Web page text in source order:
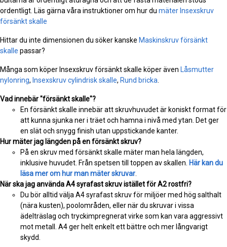
ordentligt. Läs gärna våra instruktioner om hur du mäter Insexskruv
försänkt skalle
Hittar du inte dimensionen du söker kanske Maskinskruv försänkt
skalle passar?
Många som köper Insexskruv försänkt skalle köper även Låsmutter
nylonring, Insexskruv cylindrisk skalle, Rund bricka
Vad innebär "försänkt skalle"?
En försänkt skalle innebär att skruvhuvudet är koniskt format för
att kunna sjunka ner i träet och hamna i nivå med ytan. Det ger
en slät och snygg finish utan uppstickande kanter.
Hur mäter jag längden på en försänkt skruv?
På en skruv med försänkt skalle mäter man hela längden,
inklusive huvudet. Från spetsen till toppen av skallen. Här kan du
läsa mer om hur man mäter skruvar
När ska jag använda A4 syrafast skruv istället för A2 rostfri?
Du bör alltid välja A4 syrafast skruv för miljöer med hög salthalt
(nära kusten), poolområden, eller när du skruvar i vissa
ädelträslag och tryckimpregnerat virke som kan vara aggressivt
mot metall. A4 ger helt enkelt ett bättre och mer långvarigt
skydd.